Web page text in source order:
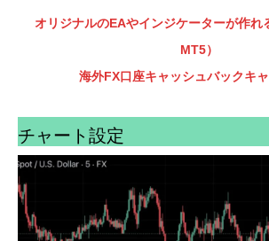
オリジナルのEAやインジケーターが作れ
MT5）
海外FX口座キャッシュバックキ
チャート設定